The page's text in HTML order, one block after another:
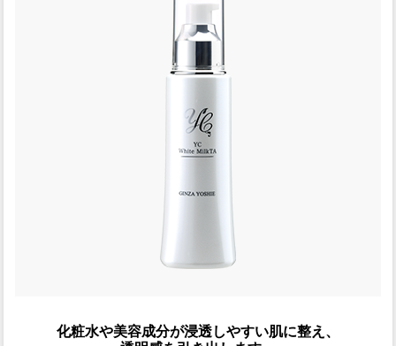
化粧水や美容成分が浸透しやすい肌に整え、